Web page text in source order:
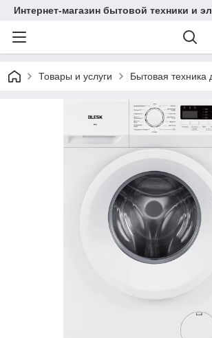
Интернет-магазин бытовой техники и
Товары и услуги Бытовая